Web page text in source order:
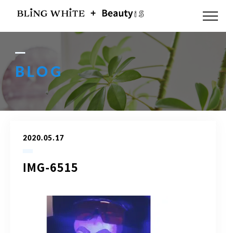
BLOG
2020.05.17
IMG-6515
ABOUT US
FLOW
MENU
Q & A